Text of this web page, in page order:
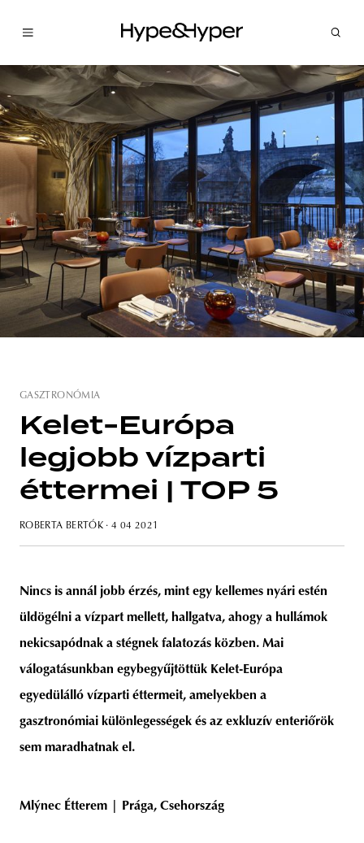
GASZTRONÓMIA
Kelet-Európa
legjobb vízparti
éttermei | TOP 5
ROBERTA BERTÓK · 4 04 2021
Nincs is annál jobb érzés, mint egy kellemes nyári estén
üldögélni a vízpart mellett, hallgatva, ahogy a hullámok
nekicsapódnak a stégnek falatozás közben. Mai
válogatásunkban egybegyűjtöttük Kelet-Európa
egyedülálló vízparti éttermeit, amelyekben a
gasztronómiai különlegességek és az exkluzív enteriőrök
sem maradhatnak el.
Mlýnec Étterem | Prága, Csehország